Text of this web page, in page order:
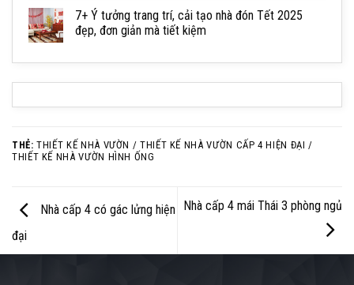
7+ Ý tưởng trang trí, cải tạo nhà đón Tết 2025
đẹp, đơn giản mà tiết kiệm
THẺ: THIẾT KẾ NHÀ VƯỜN / THIẾT KẾ NHÀ VƯỜN CẤP 4 HIỆN ĐẠI /
THIẾT KẾ NHÀ VƯỜN HÌNH ỐNG
Nhà cấp 4 có gác lửng hiện
đại
Nhà cấp 4 mái Thái 3 phòng ngủ